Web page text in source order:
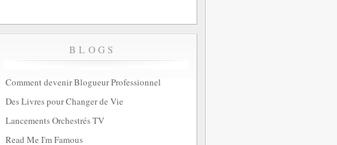
BLOGS
Comment devenir Blogueur Professionnel
Des Livres pour Changer de Vie
Lancements Orchestrés TV
Read Me I'm Famous